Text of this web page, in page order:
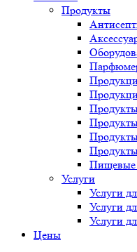
Продукты
Пищевые
Услуги
Услуги
Услуги
Услуги
Цены